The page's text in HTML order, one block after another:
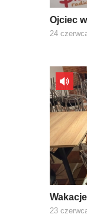
Ojciec
24
23